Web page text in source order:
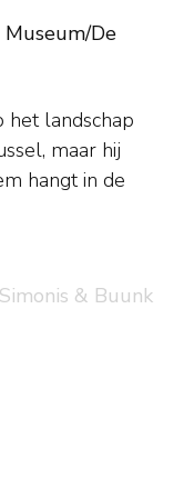
Museum/De
& Buunk